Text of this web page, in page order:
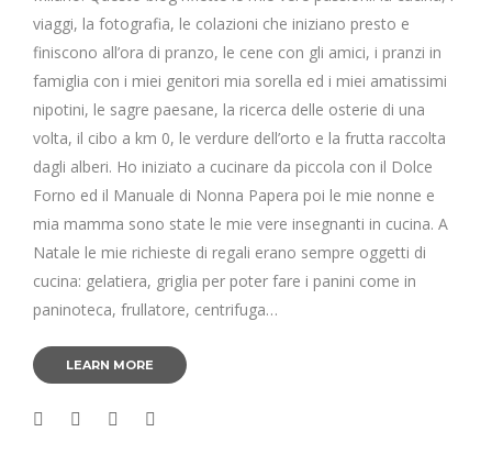
viaggi, la fotografia, le colazioni che iniziano presto e
finiscono all’ora di pranzo, le cene con gli amici, i pranzi in
famiglia con i miei genitori mia sorella ed i miei amatissimi
nipotini, le sagre paesane, la ricerca delle osterie di una
volta, il cibo a km 0, le verdure dell’orto e la frutta raccolta
dagli alberi. Ho iniziato a cucinare da piccola con il Dolce
Forno ed il Manuale di Nonna Papera poi le mie nonne e
mia mamma sono state le mie vere insegnanti in cucina. A
Natale le mie richieste di regali erano sempre oggetti di
cucina: gelatiera, griglia per poter fare i panini come in
paninoteca, frullatore, centrifuga…
LEARN MORE